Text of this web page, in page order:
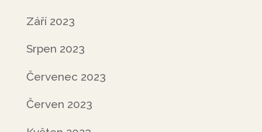
Září 2023
Srpen 2023
Červenec 2023
Červen 2023